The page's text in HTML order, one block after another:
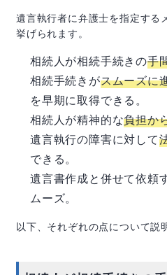
遺言執行者に弁護士を指定する
挙げられます。
相続人が相続手続きの手
相続手続きがスムーズに
を早期に取得できる。
相続人が精神的な負担か
遺言執行の障害に対して
できる。
遺言書作成と併せて依頼
ムーズ。
以下、それぞれの点について説